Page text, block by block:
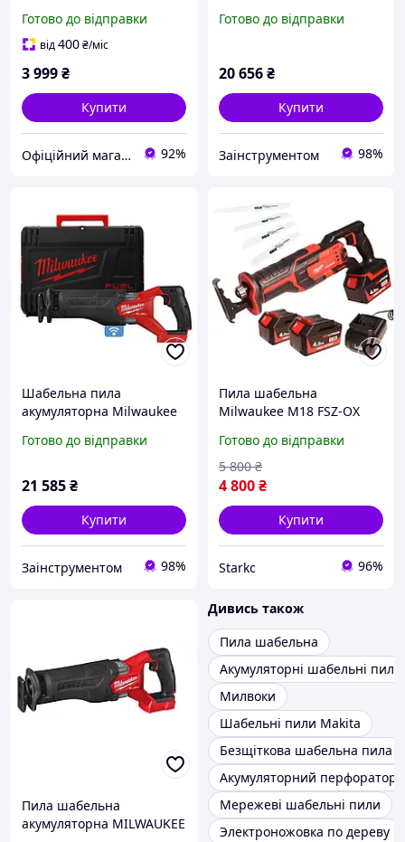
Готово до відправки
від400₴/міс
3 999₴
Купити
Офіційний магазин Kraft&Dele🛠 92%
4933478293
Готово до відправки
20 656₴
Купити
Заінструментом 98%
Шабельна пила
акумуляторна Milwaukee
4933478296
Готово до відправки
21 585₴
Купити
Заінструментом 98%
Пила шабельна
Milwaukee M18 FSZ-OX
акумуляторна ножівка
для дерева та металу з
регулюванням швидкості
Готово до відправки
4 800₴
5 800 ₴
Купити
Starkс 96%
Пила шабельна
акумуляторна MILWAUKEE
Дивись також
Пила шабельна
Акумуляторні шабельні пили
Милвоки
Шабельні пили Makita
Безщіткова шабельна пила
Акумуляторний перфоратор
Мережеві шабельні пили
Электроножовка по дереву